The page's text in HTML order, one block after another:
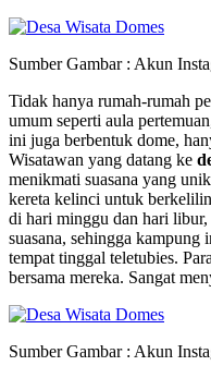
Sumber Gambar : Akun
Tidak hanya rumah-rumah
umum seperti aula
ini juga berbentuk dome,
Wisatawan yang datang ke
menikmati suasana yang
kereta kelinci untuk
di hari minggu dan hari libur,
suasana, sehingga kampung
tempat tinggal teletubies.
bersama mereka. Sangat
Sumber Gambar : Akun